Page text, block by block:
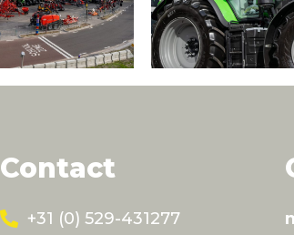
Contact
+31 (0) 529-431277